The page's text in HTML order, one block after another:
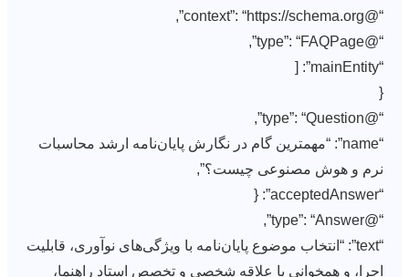
“@context”: “https://schema.org”,
“@type”: “FAQPage”,
“mainEntity”: [
{
“@type”: “Question”,
“name”: “مهمترین گام در نگارش پایان‌نامه ارشد محاسبات
نرم و هوش مصنوعی چیست؟”,
“acceptedAnswer”: {
“@type”: “Answer”,
“text”: “انتخاب موضوع پایان‌نامه با ویژگی‌های نوآوری، قابلیت
اجرا، و همخوانی با علاقه شخصی و تخصص استاد راهنما،